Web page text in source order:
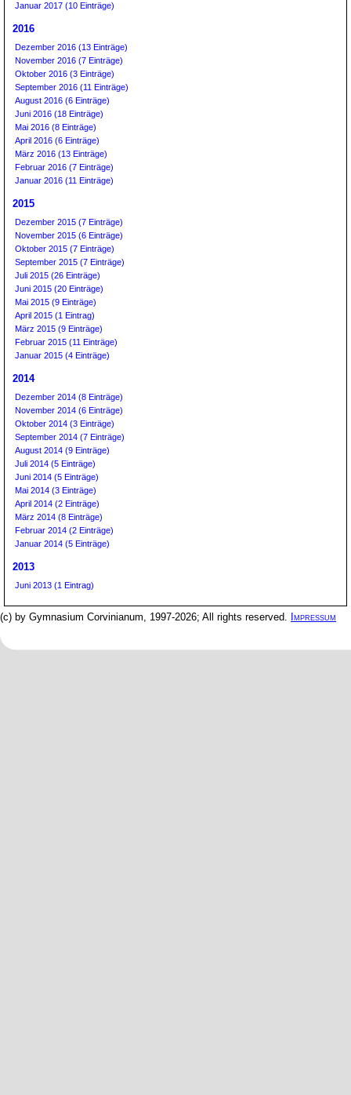
Januar 2017 (10 Einträge)
2016
Dezember 2016 (13 Einträge)
November 2016 (7 Einträge)
Oktober 2016 (3 Einträge)
September 2016 (11 Einträge)
August 2016 (6 Einträge)
Juni 2016 (18 Einträge)
Mai 2016 (8 Einträge)
April 2016 (6 Einträge)
März 2016 (13 Einträge)
Februar 2016 (7 Einträge)
Januar 2016 (11 Einträge)
2015
Dezember 2015 (7 Einträge)
November 2015 (6 Einträge)
Oktober 2015 (7 Einträge)
September 2015 (7 Einträge)
Juli 2015 (26 Einträge)
Juni 2015 (20 Einträge)
Mai 2015 (9 Einträge)
April 2015 (1 Eintrag)
März 2015 (9 Einträge)
Februar 2015 (11 Einträge)
Januar 2015 (4 Einträge)
2014
Dezember 2014 (8 Einträge)
November 2014 (6 Einträge)
Oktober 2014 (3 Einträge)
September 2014 (7 Einträge)
August 2014 (9 Einträge)
Juli 2014 (5 Einträge)
Juni 2014 (5 Einträge)
Mai 2014 (3 Einträge)
April 2014 (2 Einträge)
März 2014 (8 Einträge)
Februar 2014 (2 Einträge)
Januar 2014 (5 Einträge)
2013
Juni 2013 (1 Eintrag)
(c) by Gymnasium Corvinianum, 1997-2026; All rights reserved. Impressum